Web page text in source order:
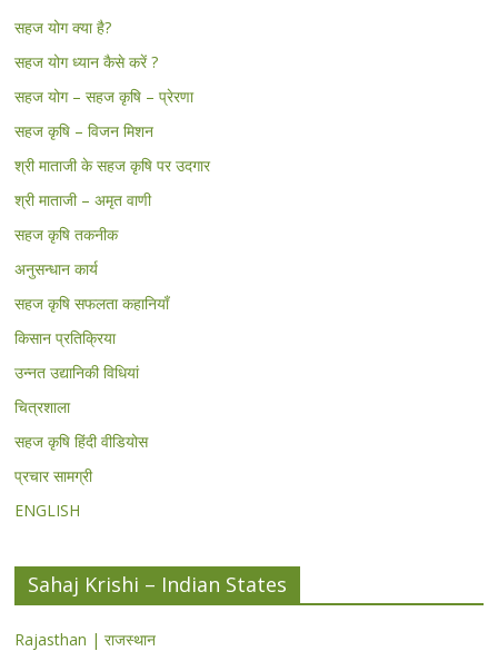
सहज योग क्या है?
सहज योग ध्यान कैसे करें ?
सहज योग – सहज कृषि – प्रेरणा
सहज कृषि – विजन मिशन
श्री माताजी के सहज कृषि पर उदगार
श्री माताजी – अमृत वाणी
सहज कृषि तकनीक
अनुसन्धान कार्य
सहज कृषि सफलता कहानियाँ
किसान प्रतिक्रिया
उन्नत उद्यानिकी विधियां
चित्रशाला
सहज कृषि हिंदी वीडियोस
प्रचार सामग्री
ENGLISH
Sahaj Krishi – Indian States
Rajasthan | राजस्थान